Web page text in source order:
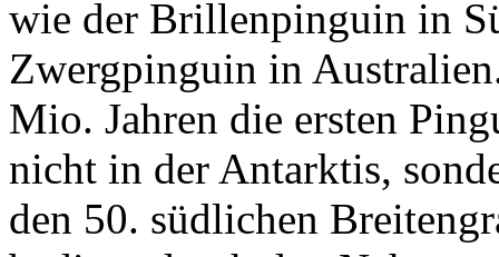
wie der Brillenpinguin in
Zwergpinguin in
Mio. Jahren die ersten
nicht in der Antarktis,
den 50. südlichen